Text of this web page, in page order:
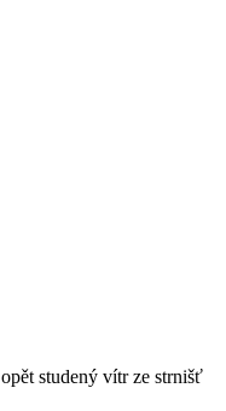
studený vítr ze strnišť